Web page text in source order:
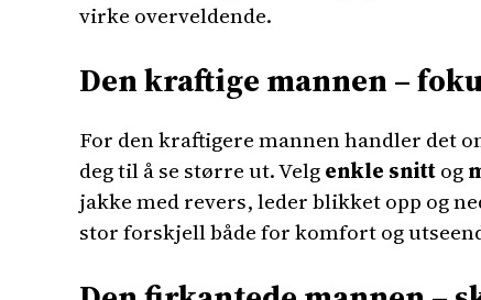
virke overveldende.
Den kraftige mannen –
For den kraftigere mannen handler det
deg til å se større ut. Velgenkle snittog
jakke med revers, leder blikket opp og
stor forskjell både for komfort og